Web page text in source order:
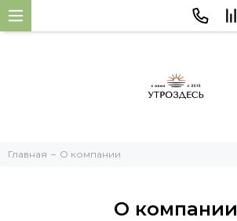
Главная О компании
О компании